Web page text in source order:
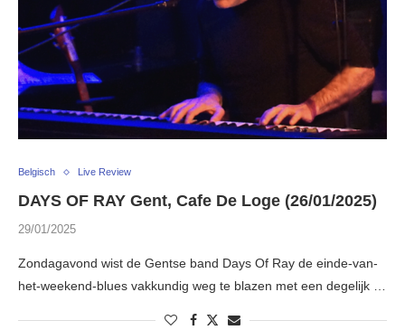
Belgisch Live Review
DAYS OF RAY Gent, Cafe De Loge (26/01/2025)
29/01/2025
Zondagavond wist de Gentse band Days Of Ray de einde-van-
het-weekend-blues vakkundig weg te blazen met een degelijk …